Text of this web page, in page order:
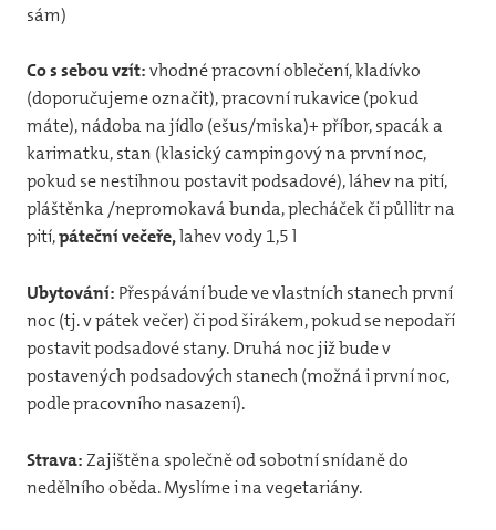
sám)
Co s sebou vzít:vhodné pracovní oblečení, kladívko
(doporučujeme označit), pracovní rukavice (pokud
máte), nádoba na jídlo (ešus/miska)+ příbor, spacák a
karimatku, stan (klasický campingový na první noc,
pokud se nestihnou postavit podsadové), láhev na pití,
pláštěnka /nepromokavá bunda, plecháček či půllitr na
pití,páteční večeře,lahev vody 1,5 l
Ubytování: Přespávání bude ve vlastních stanech první
noc (tj. v pátek večer) či pod širákem, pokud se nepodaří
postavit podsadové stany. Druhá noc již bude v
postavených podsadových stanech (možná i první noc,
podle pracovního nasazení).
Strava:Zajištěna společně odsobotní snídaně do
nedělního oběda. Myslíme i na vegetariány.